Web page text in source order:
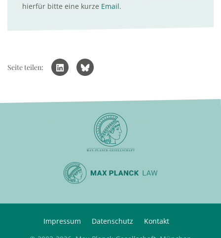
hierfür bitte eine kurze Email.
Seite teilen:
Impressum Datenschutz
Kontakt